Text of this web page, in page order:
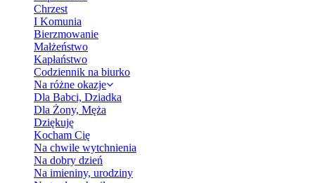
Chrzest
I Komunia
Bierzmowanie
Małżeństwo
Kapłaństwo
Codziennik na biurko
Na różne okazje
Dla Babci, Dziadka
Dla Żony, Męża
Dziękuję
Kocham Cię
Na chwile wytchnienia
Na dobry dzień
Na imieniny, urodziny